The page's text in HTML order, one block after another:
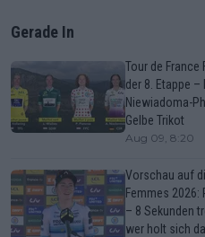
Gerade In
Tour de
der 8. Etappe
Niewiadoma-
Gelbe Trikot
Aug 09, 8:20
Vorschau auf
Femmes 2026:
– 8 Sekunden
wer holt sich